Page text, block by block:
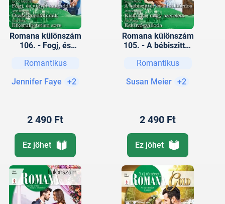
Romana különszám
106. - Fogj, és
Összefonódó indák;
Romantikus
Jennifer Faye
+2
2 490 Ft
Ez jöhet
Romana különszám
105. - A bébiszitter
Kiskutya, nagy
Esküvőszálloda
Romantikus
Susan Meier +2
2 490 Ft
Ez jöhet